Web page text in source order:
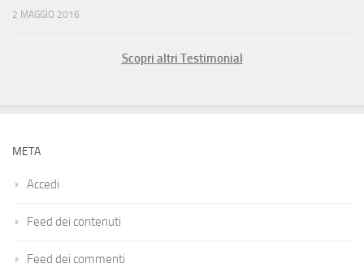
2 MAGGIO 2016
Scopri altri Testimonial
META
Accedi
Feed dei contenuti
Feed dei commenti